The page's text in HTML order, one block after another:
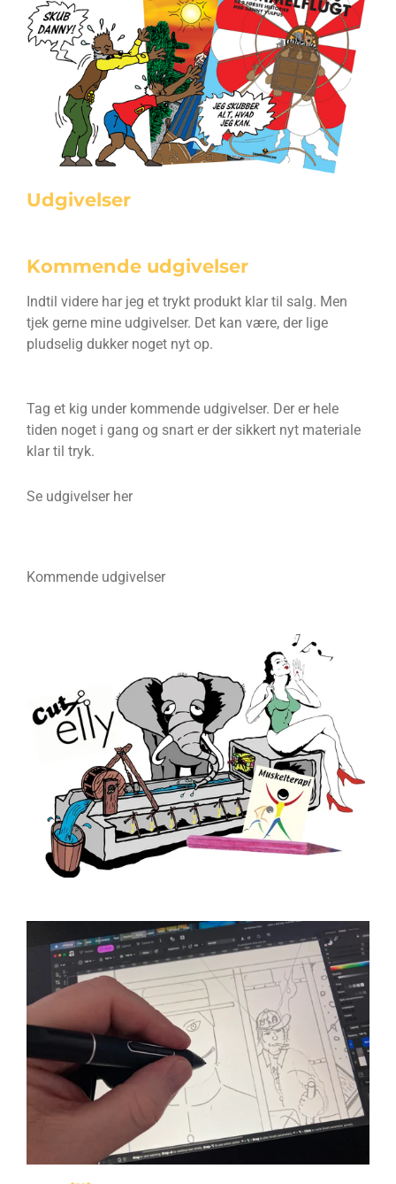
Udgivelser
Kommende udgivelser
Indtil videre har jeg et trykt produkt klar til salg. Men
tjek gerne mine udgivelser. Det kan være, der lige
pludselig dukker noget nyt op.
Tag et kig under kommende udgivelser. Der er hele
tiden noget i gang og snart er der sikkert nyt materiale
klar til tryk.
Se udgivelser her
Kommende udgivelser